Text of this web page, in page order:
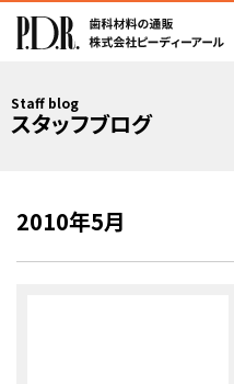
Staff blog
スタッフブログ
2010年5月